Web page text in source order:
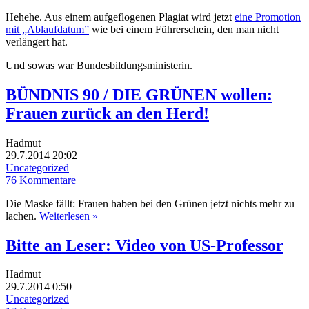
Hehehe. Aus einem aufgeflogenen Plagiat wird jetzt eine Promotion
mit „Ablaufdatum” wie bei einem Führerschein, den man nicht
verlängert hat.
Und sowas war Bundesbildungsministerin.
BÜNDNIS 90 / DIE GRÜNEN wollen:
Frauen zurück an den Herd!
Hadmut
29.7.2014 20:02
Uncategorized
76 Kommentare
Die Maske fällt: Frauen haben bei den Grünen jetzt nichts mehr zu
lachen. Weiterlesen »
Bitte an Leser: Video von US-Professor
Hadmut
29.7.2014 0:50
Uncategorized